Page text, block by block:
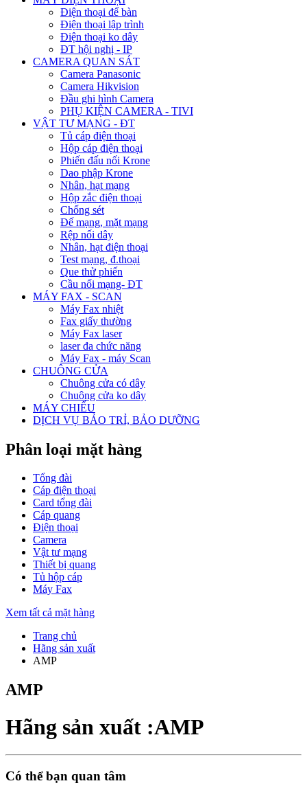
Điện thoại để bàn
Điện thoại lập trình
Điện thoại ko dây
ĐT hội nghị - IP
CAMERA QUAN SÁT
Camera Panasonic
Camera Hikvision
Đầu ghi hình Camera
PHỤ KIỆN CAMERA - TIVI
VẬT TƯ MẠNG - ĐT
Tủ cáp điện thoại
Hộp cáp điện thoại
Phiến đấu nối Krone
Dao phập Krone
Nhân, hạt mạng
Hộp zắc điện thoại
Chống sét
Đế mạng, mặt mạng
Rệp nối dây
Nhân, hạt điện thoại
Test mạng, đ.thoại
Que thử phiến
Cầu nối mạng- ĐT
MÁY FAX - SCAN
Máy Fax nhiệt
Fax giấy thường
Máy Fax laser
laser đa chức năng
Máy Fax - máy Scan
CHUÔNG CỬA
Chuông cửa có dây
Chuông cửa ko dây
MÁY CHIẾU
DỊCH VỤ BẢO TRỈ, BẢO DƯỠNG
Phân loại mặt hàng
Tổng đài
Cáp điện thoại
Card tổng đài
Cáp quang
Điện thoại
Camera
Vật tư mạng
Thiết bị quang
Tủ hộp cáp
Máy Fax
Xem tất cả mặt hàng
Trang chủ
Hãng sản xuất
AMP
AMP
Hãng sản xuất :AMP
Có thể bạn quan tâm